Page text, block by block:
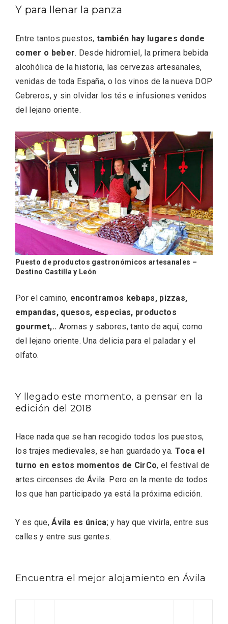
Y para llenar la panza
Entre tantos puestos,también hay lugares donde
comer o beber. Desde hidromiel, la primera bebida
alcohólica de la historia, las cervezas artesanales,
venidas de toda España, o los vinos de la nueva DOP
Cebreros, y sin olvidar los tés e infusiones venidos
del lejano oriente.
Puesto de productos gastronómicos artesanales –
Destino Castilla y León
Por el camino, encontramos kebaps, pizzas,
empandas, quesos, especias, productos
gourmet,.. Aromas y sabores, tanto de aquí, como
del lejano oriente. Una delicia para el paladar y el
olfato.
Y llegado este momento, a pensar en la
edición del 2018
Hace nada que se han recogido todos los puestos,
los trajes medievales, se han guardado ya. Toca el
turno en estos momentos de CirCo, el festival de
artes circenses de Ávila. Pero en la mente de todos
los que han participado ya está la próxima edición.
Y es que,Ávila es única; y hay que vivirla, entre sus
calles y entre sus gentes.
Encuentra el mejor alojamiento en Ávila
Fiesta de Primavera 2026 en la Ruta del
Vino de Cigales
Enoturismo visitando la Bodega Museo
La Olmilla, en Peñafiel